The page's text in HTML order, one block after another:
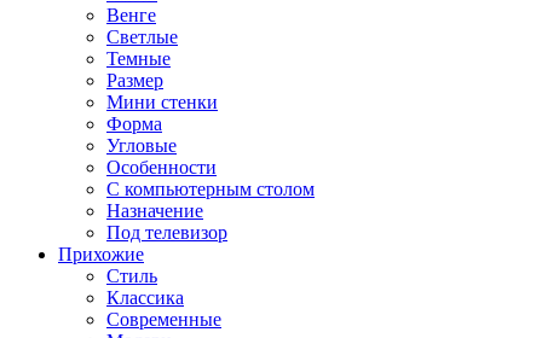
Венге
Светлые
Темные
Размер
Мини стенки
Форма
Угловые
Особенности
С компьютерным столом
Назначение
Под телевизор
Прихожие
Стиль
Классика
Современные